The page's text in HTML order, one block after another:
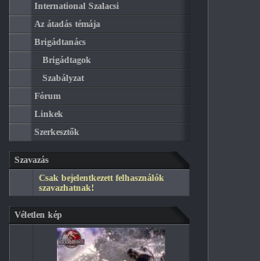
International Szalacsi
Az átadás témája
Brigádtanács
Brigádtagok
Szabályzat
Fórum
Linkek
Szerkesztők
Szavazás
Csak bejelentkezett felhasználók
szavazhatnak!
Véletlen kép